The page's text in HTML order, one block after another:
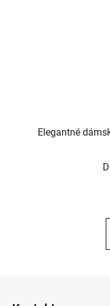
Elegantné